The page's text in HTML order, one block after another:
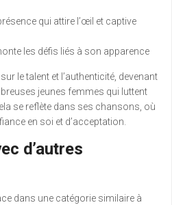
qui attire l’œil et captive
les défis liés à son apparence
le talent et l’authenticité, devenant
jeunes femmes qui luttent
se reflète dans ses chansons, où
en soi et d’acceptation.
d’autres
dans une catégorie similaire à